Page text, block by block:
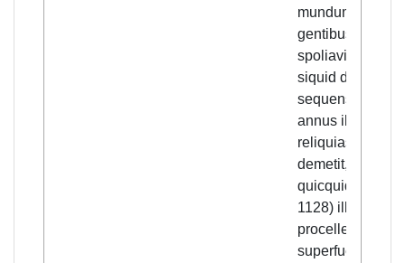
mundum omnen
gentibus
spoliavit; cui
siquid defuit,
sequens ecce
annus illius
reliquias
demetit, et
quicquid (p.
1128) illi
procelle
superfuerat,